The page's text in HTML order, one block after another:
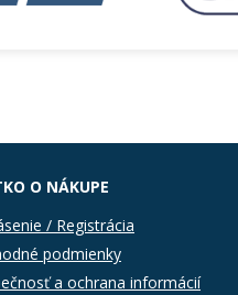
O NÁKUPE
/ Registrácia
podmienky
a ochrana informácií